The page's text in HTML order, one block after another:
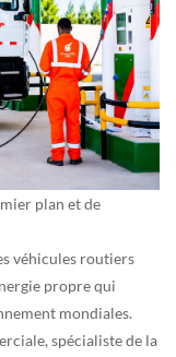
plan et de
véhicules routiers
propre qui
mondiales.
spécialiste de la